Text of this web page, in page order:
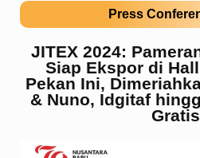
Press
JITEX 2024:
Siap Ekspor di
Pekan Ini,
& Nuno, Idgitaf